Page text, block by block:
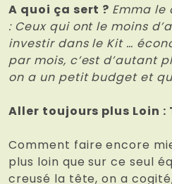
A quoi ça sert ? Emma le
: Ceux qui ont le moins
investir dans le Kit …
par mois, c’est d’autant
on a un petit budget et
Aller toujours plus Loin :
Comment faire encore
plus loin que sur ce seul
creusé la tête, on a